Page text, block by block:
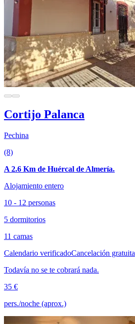
Cortijo Palanca
Pechina
(8)
A 2.6 Km de Huércal de Almería.
Alojamiento entero
10 - 12 personas
5 dormitorios
11 camas
Calendario verificadoCancelación gratuita
Todavía no se te cobrará nada.
35 €
pers./noche (aprox.)